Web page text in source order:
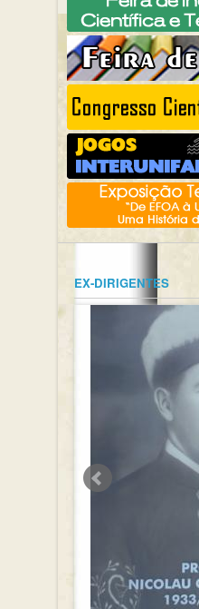
EX-DIRIGENTES